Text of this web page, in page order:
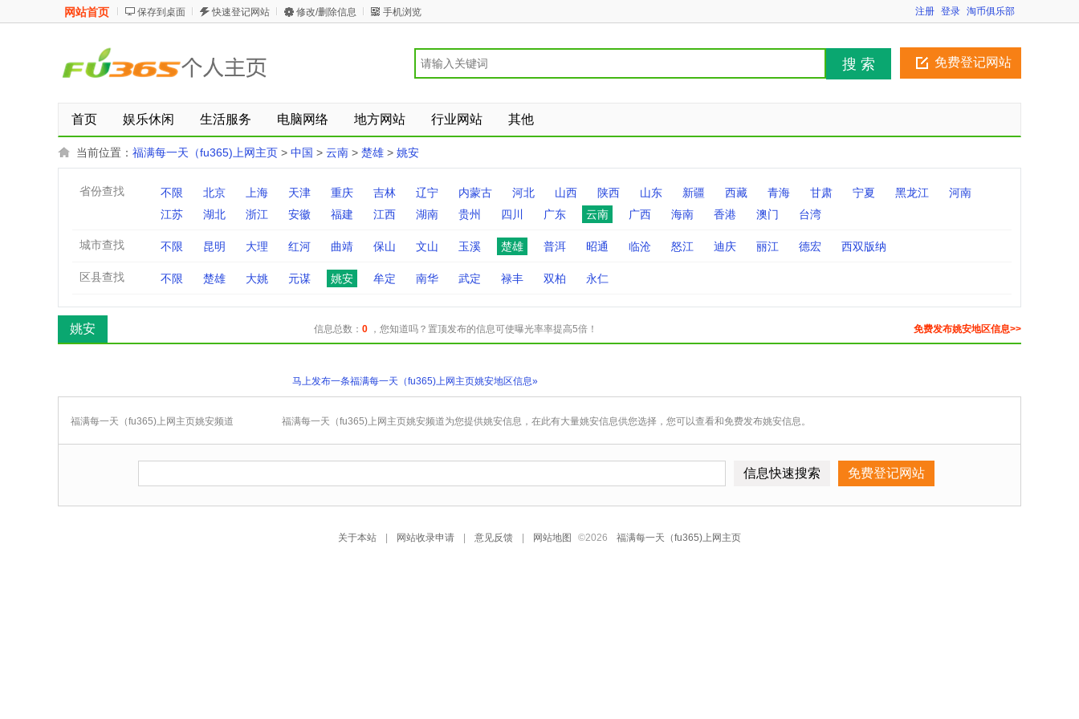
网站首页 保存到桌面 快速登记网站 修改/删除信息 手机浏览 注册 登录 淘币俱乐部
免费登记网站
搜 索
首页 娱乐休闲 生活服务 电脑网络 地方网站 行业网站 其他
当前位置： 福满每一天（fu365)上网主页 > 中国 > 云南 > 楚雄 > 姚安
省份查找 不限 北京 上海 天津 重庆 吉林 辽宁 内蒙古 河北 山西 陕西 山东 新疆 西藏 青海 甘肃 宁夏 黑龙江
河南
江苏
湖北 浙江 安徽 福建 江西 湖南 贵州 四川 广东 云南 广西 海南 香港 澳门 台湾
城市查找 不限 昆明 大理 红河 曲靖 保山 文山 玉溪 楚雄 普洱 昭通 临沧 怒江 迪庆 丽江 德宏 西双版纳
区县查找 不限 楚雄 大姚 元谋 姚安 牟定 南华 武定 禄丰 双柏 永仁
姚安 信息总数： 0，您知道吗？置顶发布的信息可使曝光率率提高5倍！ 免费发布姚安地区信息>>
马上发布一条福满每一天（fu365)上网主页姚安地区信息»
福满每一天（fu365)上网主页姚安频道 福满每一天（fu365)上网主页姚安频道为您提供姚安信息，在此有大量姚安信息供您选择，您可以查看和免费发布姚安信息。
关于本站 网站收录申请 意见反馈 网站地图 ©2026 福满每一天（fu365)上网主页